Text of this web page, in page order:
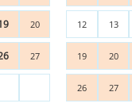
20
27
12 13
19 20
26 27